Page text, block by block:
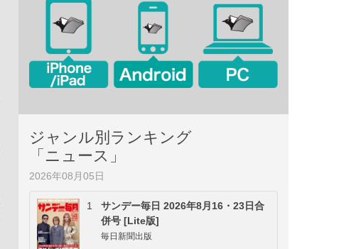
ジャンル別ランキング
「ニュース」
2026年08月05日
1
サンデー毎日 2026年8月16・23日合
併号 [Lite版]
毎日新聞出版